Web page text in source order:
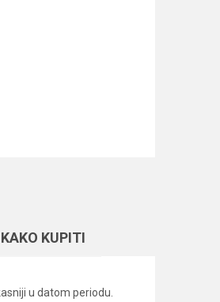
KAKO KUPITI
u datom periodu.